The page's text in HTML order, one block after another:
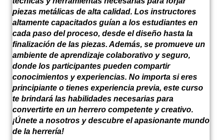
piezas metálicas de alta calidad. Los instructores
altamente capacitados guían a los estudiantes en
cada paso del proceso, desde el diseño hasta la
finalización de las piezas. Además, se promueve un
ambiente de aprendizaje colaborativo y seguro,
donde los participantes pueden compartir
conocimientos y experiencias. No importa si eres
principiante o tienes experiencia previa, este curso
te brindará las habilidades necesarias para
convertirte en un herrero competente y creativo.
¡Únete a nosotros y descubre el apasionante mundo
de la herrería!